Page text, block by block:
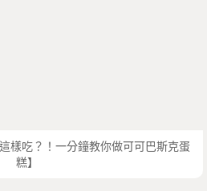
樣吃？！一分鐘教你做可可巴斯克蛋
糕】